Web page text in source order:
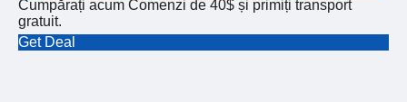
Cumpărați acum Comenzi de 40$ și primiți transport
gratuit.
Get Deal